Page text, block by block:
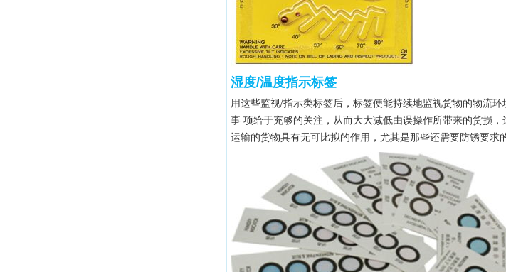
湿度/温度指示标签
用这些监视/指示类标签后，标签便能持续地监视货物的物流
事 项给于充够的关注，从而大大减低由误操作所带来的货损
运输的货物具有无可比拟的作用，尤其是那些还需要防锈要求